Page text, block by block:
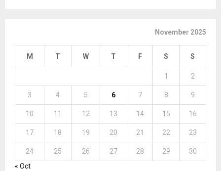
November 2025
M T W T F S S
1 2
3 4 5 6 7 8 9
10 11 12 13 14 15 16
17 18 19 20 21 22 23
24 25 26 27 28 29
30
« Oct